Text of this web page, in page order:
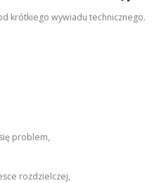
krótkiego wywiadu technicznego.
problem,
rozdzielczej,